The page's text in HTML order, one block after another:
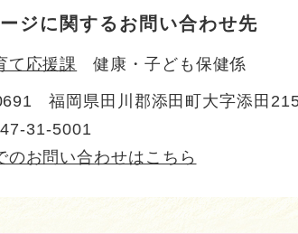
ジに関するお問い合わせ先
て応援課 健康・子ども保健係
福岡県田川郡添田町大字添田
31-5001
のお問い合わせはこちら